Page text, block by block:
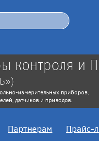
контроля и
измерительных приборов,
датчиков и приводов.
Партнерам Прайс-